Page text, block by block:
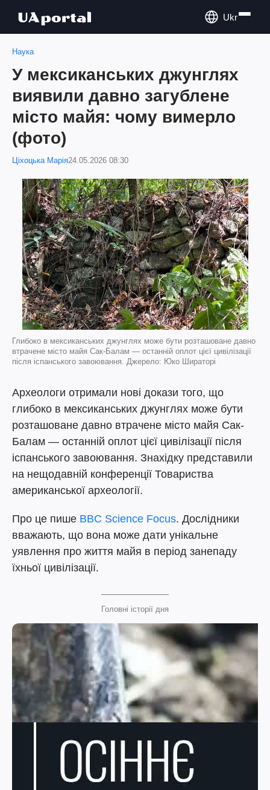
Ukr
Наука
У мексиканських джунглях
виявили давно загублене
місто майя: чому вимерло
(фото)
Ціхоцька Марія24.05.2026 08:30
Глибоко в мексиканських джунглях може бути розташоване давно
втрачене місто майя Сак-Балам — останній оплот цієї цивілізації
після іспанського завоювання. Джерело: Юко Шираторі
Археологи отримали нові докази того, що
глибоко в мексиканських джунглях може бути
розташоване давно втрачене місто майя Сак-
Балам — останній оплот цієї цивілізації після
іспанського завоювання. Знахідку представили
на нещодавній конференції Товариства
американської археології.
Про це пише BBC Science Focus. Дослідники
вважають, що вона може дати унікальне
уявлення про життя майя в період занепаду
їхньої цивілізації.
Головні історії дня